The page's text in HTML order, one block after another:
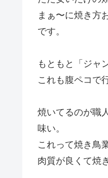
もともと「ジャ
これも腹ペコで
焼いてるのが職
味い。
肉質が良くて焼
お店多いから良
あの量であの金